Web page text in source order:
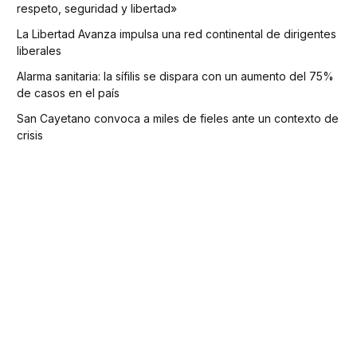
respeto, seguridad y libertad»
La Libertad Avanza impulsa una red continental de dirigentes
liberales
Alarma sanitaria: la sífilis se dispara con un aumento del 75%
de casos en el país
San Cayetano convoca a miles de fieles ante un contexto de
crisis